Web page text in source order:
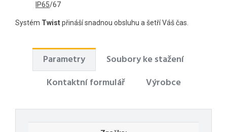
IP65/67
Systém Twistpřináší snadnou obsluhu a šetří Váš čas.
Parametry
Soubory ke stažení
Kontaktní formulář
Výrobce